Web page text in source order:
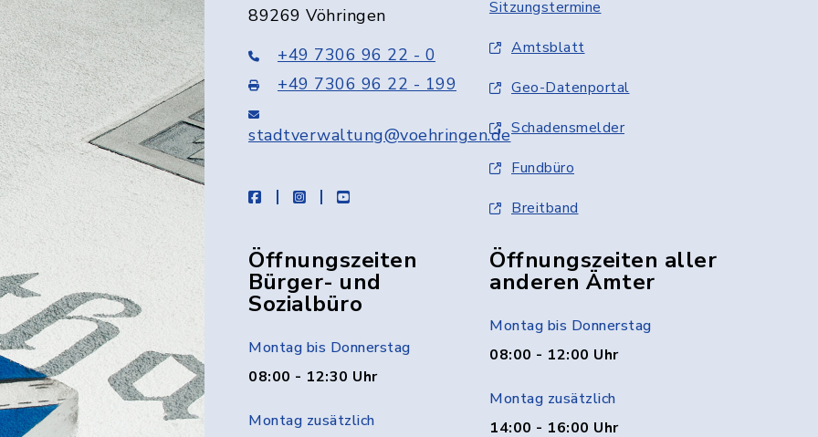
89269 Vöhringen
+49 7306 96 22 - 0
+49 7306 96 22 - 199
stadtverwaltung@voehringen.de
facebookinstagramyoutube
Sitzungstermine
Amtsblatt
Geo-Datenportal
Schadensmelder
Fundbüro
Breitband
Öffnungszeiten
Bürger- und
Sozialbüro
Montag bis Donnerstag
08:00 - 12:30 Uhr
Montag zusätzlich
Öffnungszeiten aller
anderen Ämter
Montag bis Donnerstag
08:00 - 12:00 Uhr
Montag zusätzlich
14:00 - 16:00 Uhr